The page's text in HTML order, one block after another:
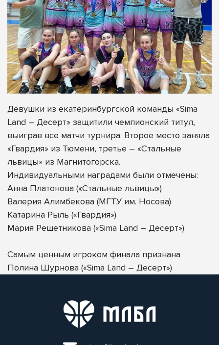
Девушки из екатеринбургской команды «Sima
Land – Десерт» защитили чемпионский титул,
выиграв все матчи турнира. Второе место заняла
«Гвардия» из Тюмени, третье – «Стальные
львицы» из Магнитогорска.
Индивидуальными наградами были отмечены:
Анна Платонова («Стальные львицы»)
Валерия Алимбекова (МГТУ им. Носова)
Катарина Рыль («Гвардия»)
Мария Решетникова («Sima Land – Десерт»)
Самым ценным игроком финала признана
Полина Шурнова («Sima Land – Десерт»)